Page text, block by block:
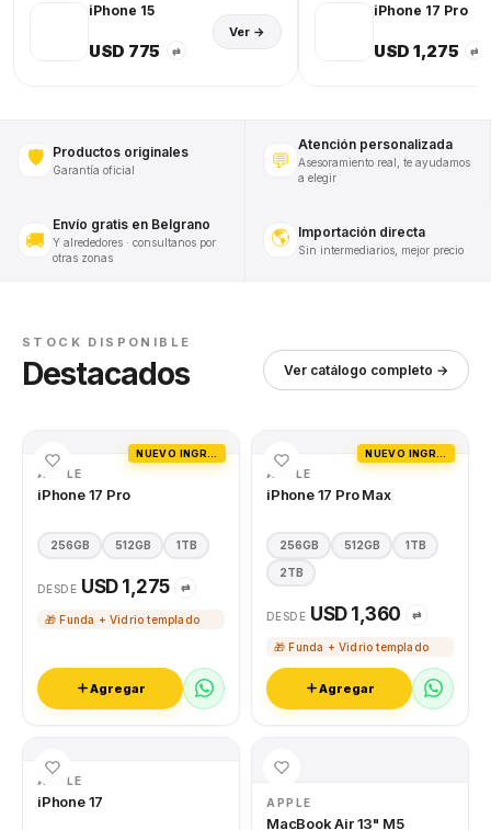
iPhone 15
USD 775 ⇄
Ver →
iPhone 17 Pro
USD 1,275 ⇄
🛡️ Productos originales
Garantía oficial 💬
Atención personalizada
Asesoramiento real, te ayudamos
a elegir
🚚
Envío gratis en Belgrano
Y alrededores · consultanos por
otras zonas
🌎 Importación directa
Sin intermediarios, mejor precio
STOCK DISPONIBLE
Destacados Ver catálogo completo →
APPLE
iPhone 17 Pro
256GB 512GB 1TB
DESDE USD 1,275 ⇄
🎁 Funda + Vidrio templado
Agregar
APPLE
iPhone 17 Pro Max
256GB 512GB 1TB
2TB
DESDE USD 1,360 ⇄
🎁 Funda + Vidrio templado
Agregar
APPLE
iPhone 17 APPLE
MacBook Air 13" M5